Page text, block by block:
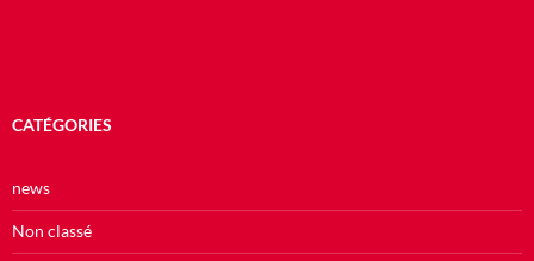
CATÉGORIES
news
Non classé